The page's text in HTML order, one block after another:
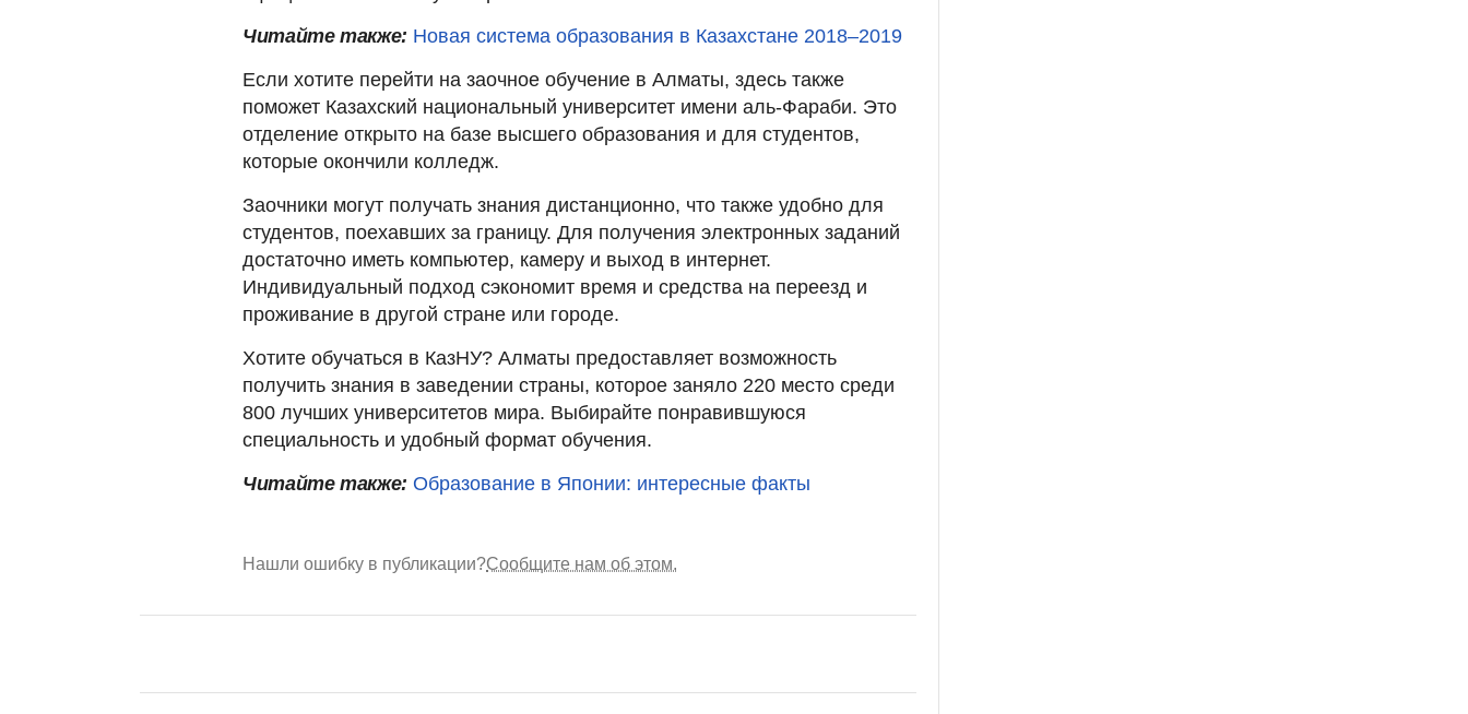
Читайте также: Новая система образования в Казахстане 2018–2019
Если хотите перейти на заочное обучение в Алматы, здесь также
поможет Казахский национальный университет имени аль-Фараби. Это
отделение открыто на базе высшего образования и для студентов,
которые окончили колледж.
Заочники могут получать знания дистанционно, что также удобно для
студентов, поехавших за границу. Для получения электронных заданий
достаточно иметь компьютер, камеру и выход в интернет.
Индивидуальный подход сэкономит время и средства на переезд и
проживание в другой стране или городе.
Хотите обучаться в КазНУ? Алматы предоставляет возможность
получить знания в заведении страны, которое заняло 220 место среди
800 лучших университетов мира. Выбирайте понравившуюся
специальность и удобный формат обучения.
Читайте также: Образование в Японии: интересные факты
Нашли ошибку в публикации?Сообщите нам об этом.